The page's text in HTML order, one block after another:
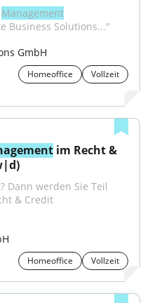
Management
Business Solutions..."
GmbH
Homeoffice
Vollzeit
im Recht &
Dann werden Sie Teil
Homeoffice Vollzeit